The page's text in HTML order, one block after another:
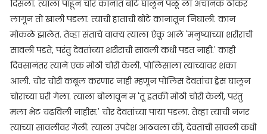
दिसला. त्याला पाहून चोर कानात बोटे घालून पळू ला अचानक ठोकर
लागून तो खाली पडला. त्याची हाताची बोटे कानातून निघाली. कान
मोकळे झालेत. तेव्हा संताचे वाक्य त्याला ऐकू आले 'मनुष्यांच्या शरीराची
सावली पडते, परंतु देवतांच्या शरीराची सावली कधी पडत नाही.' काही
दिवसानंतर त्याने एक मोठी चोरी केली. पोलिसाला त्याच्यावर शंका
आली. चोर चोरी कबूल करणार नाही म्हणून पोलिस देवतांचा ड्रेस घालून
चोराच्या घरी गेला. त्याला बोलावून म 'तू इतकी मोठी चोरी केली, परंतु
मला भेट चढविली नाहीस.' चोर देवतांच्या पाया पडला. तेव्हा त्याची नजर
त्याच्या सावलीवर गेली. त्याला उपदेश आठवला की, देवतांची सावली कधी